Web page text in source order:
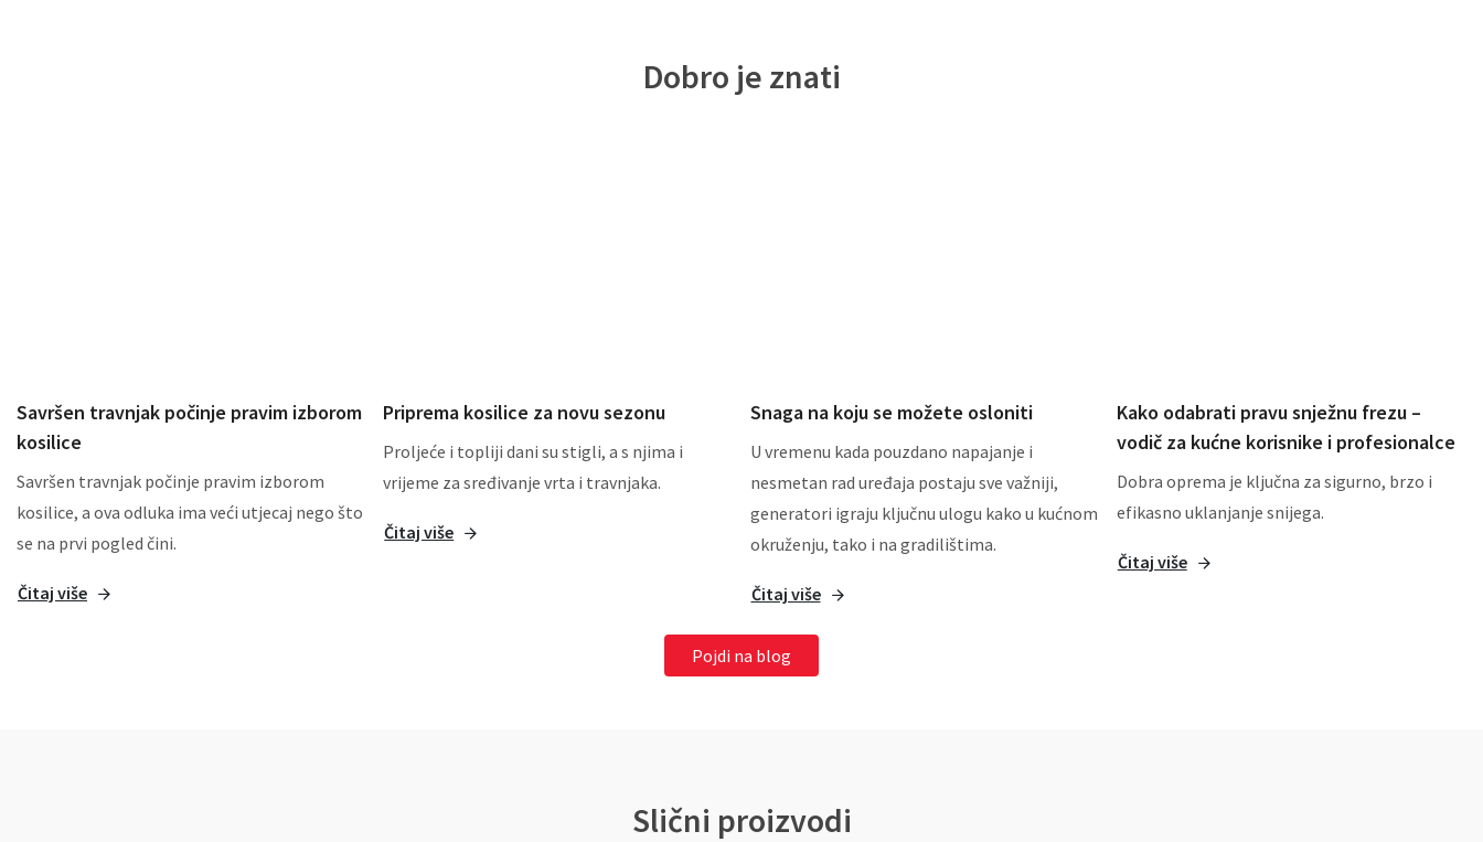
Dobro je znati
Savršen travnjak počinje pravim izborom
kosilice
Savršen travnjak počinje pravim izborom
kosilice, a ova odluka ima veći utjecaj nego što
se na prvi pogled čini.
Čitaj više
Priprema kosilice za novu sezonu
Proljeće i topliji dani su stigli, a s njima i
vrijeme za sređivanje vrta i travnjaka.
Čitaj više
Snaga na koju se možete osloniti
U vremenu kada pouzdano napajanje i
nesmetan rad uređaja postaju sve važniji,
generatori igraju ključnu ulogu kako u kućnom
okruženju, tako i na gradilištima.
Čitaj više
Kako odabrati pravu snježnu frezu –
vodič za kućne korisnike i profesionalce
Dobra oprema je ključna za sigurno, brzo i
efikasno uklanjanje snijega.
Čitaj više
Pojdi na blog
Slični proizvodi